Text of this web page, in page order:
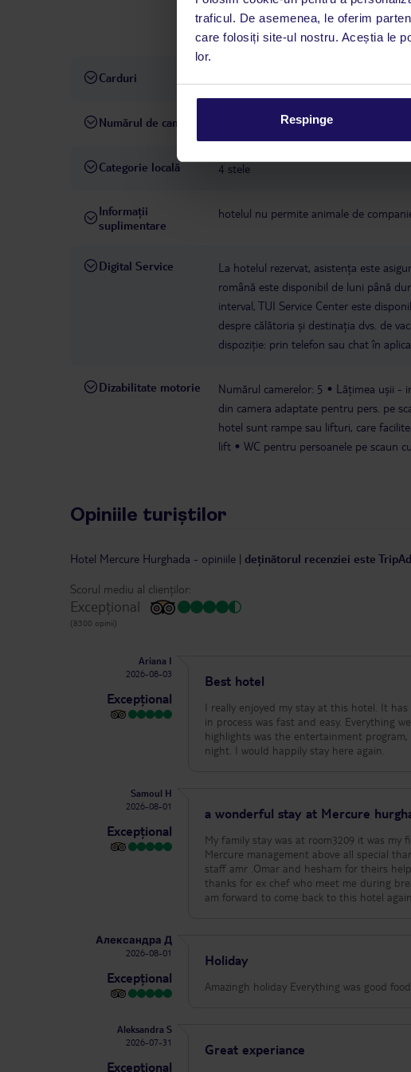
traficul. De asemenea, le oferim
care folosiți site-ul nostru. Aceștia le
lor.
Respinge
preț, la recepție/hol: inclus în preț
disponibilitate), nesupravegheată:
Carduri
Numărul de camere
Categorie locală 4 stele
Informații
suplimentare
hotelul nu permite animale de
Digital Service
La hotelul rezervat, asistența este
română este disponibil de luni până
interval, TUI Service Center este
despre călătoria și destinația dvs. de
dispoziție: prin telefon sau chat în
Dizabilitate motorie Numărul camerelor: 5 Lățimea ușii -
din camera adaptate pentru pers. pe
hotel sunt rampe sau lifturi, care
lift
WC pentru persoanele pe scaun
Opiniile turiștilor
Hotel Mercure Hurghada - opiniile | deținătorul recenziei este
Scorul mediu al clienților:
Excepțional
(8300 opinii)
Ariana I
2026-08-03
Excepțional
Best hotel
I really enjoyed my stay at this hotel. It
in process was fast and easy. Everything
highlights was the entertainment
night. I would happily stay here again.
Samoul H
2026-08-01
Excepțional
a wonderful stay at Mercure
My family stay was at room3209 it was my first stay in Mercure really we
Mercure management above all special thanks to mr.mahmoud mouselhy who make our holiday also all reception
staff amr .Omar and hesham for theirs
thanks for ex chef who meet me during
am forward to come back to this hotel again
Александра Д
2026-08-01
Excepțional
Holiday
Aleksandra S
2026-07-31
Excepțional
Great experiance